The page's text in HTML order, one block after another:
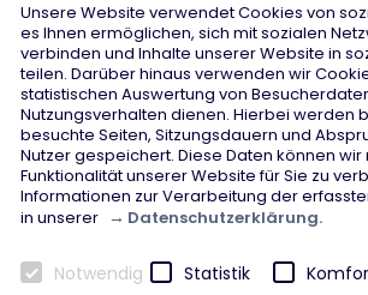
Unsere Website verwendet Cookies von
es Ihnen ermöglichen, sich mit sozialen
verbinden und Inhalte unserer Website in
teilen. Darüber hinaus verwenden wir
statistischen Auswertung von
Nutzungsverhalten dienen. Hierbei werden
besuchte Seiten, Sitzungsdauern und
Nutzer gespeichert. Diese Daten können wir
Funktionalität unserer Website für Sie zu
Informationen zur Verarbeitung der
in unserer
Datenschutzerklärung.
Notwendig Statistik
Jobcenter
Neue
übernimmt
Jobcenter Mayen-
und stellt sich